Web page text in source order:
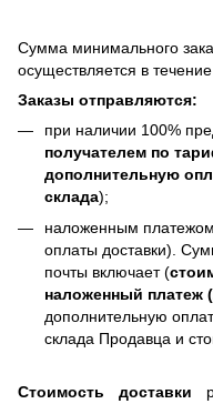
Сумма минимального
осуществляется в
Заказы отправляются:
при наличии 100%
получателем по
дополнительную
склада);
наложенным
оплаты доставки).
почты включает (
наложенный платеж
дополнительную
склада Продавца и
Стоимость доставки